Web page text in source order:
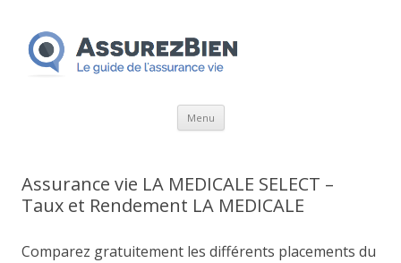
Menu Aller
Assurance vie LA MEDICALE SELECT –
Taux et Rendement LA MEDICALE
Comparez gratuitement les différents placements du